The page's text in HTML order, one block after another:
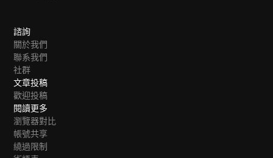
諮詢
關於我們
聯系我們
社群
文章投稿
歡迎投稿
閱讀更多
瀏覽器對比
帳號共享
繞過限制